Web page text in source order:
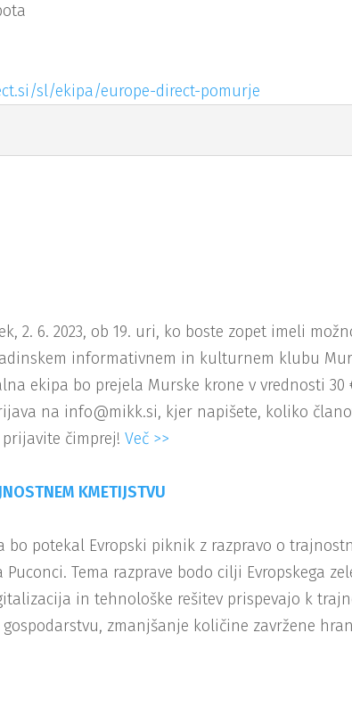
sl/ekipa/europe-direct-pomurje
2. 6. 2023, ob 19. uri, ko boste zopet imeli
informativnem in kulturnem klubu
ekipa bo prejela Murske krone v vrednosti 30
na info@mikk.si, kjer napišete, koliko
prijavite čimprej!Več >>
KMETIJSTVU
bo potekal Evropski piknik z razpravo o
Tema razprave bodo cilji Evropskega
in tehnološke rešitev prispevajo k
zmanjšanje količine zavržene